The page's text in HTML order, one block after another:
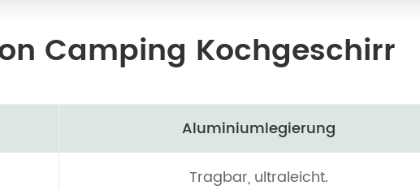
Camping Kochgeschirr
Aluminiumlegierung
Tragbar, ultraleicht.